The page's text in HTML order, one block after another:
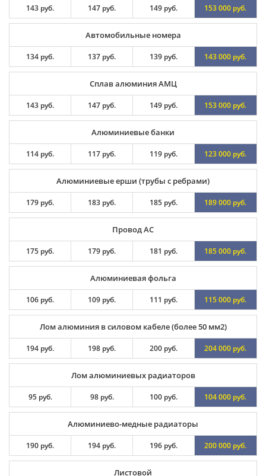
143 руб. 147 руб. 149 руб. 153 000 руб.
Автомобильные номера
134 руб. 137 руб. 139 руб. 143 000 руб.
Сплав алюминия АМЦ
143 руб. 147 руб. 149 руб. 153 000 руб.
Алюминиевые банки
114 руб. 117 руб. 119 руб. 123 000 руб.
Алюминиевые ерши (трубы с ребрами)
179 руб. 183 руб. 185 руб. 189 000 руб.
Провод АС
175 руб. 179 руб. 181 руб. 185 000 руб.
Алюминиевая фольга
106 руб. 109 руб. 111 руб. 115 000 руб.
Лом алюминия в силовом кабеле (более 50 мм2)
194 руб. 198 руб. 200 руб. 204 000 руб.
Лом алюминиевых радиаторов
95 руб. 98 руб. 100 руб. 104 000 руб.
Алюминиево-медные радиаторы
190 руб. 194 руб. 196 руб. 200 000 руб.
Листовой